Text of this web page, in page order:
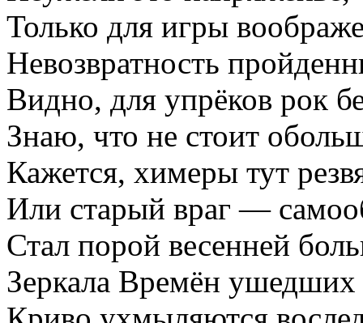
Только для игры
Невозвратность
Видно, для упрёков рок
Знаю, что не стоит
Кажется, химеры тут
Или старый враг —
Стал порой весенней
Зеркала Времён ушедших